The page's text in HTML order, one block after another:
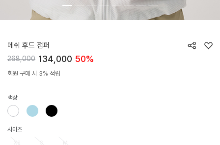
메쉬 후드 점퍼
268,000 134,000 50%
회원 구매 시 3% 적립
색상
사이즈